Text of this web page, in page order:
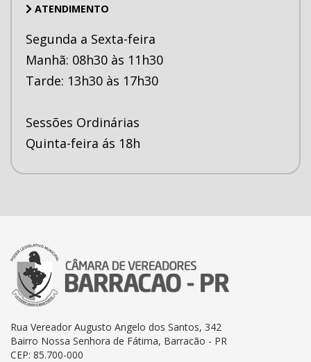
ATENDIMENTO
Segunda a Sexta-feira
Manhã: 08h30 às 11h30
Tarde: 13h30 às 17h30
Sessões Ordinárias
Quinta-feira ás 18h
Rua Vereador Augusto Angelo dos Santos, 342
Bairro Nossa Senhora de Fátima, Barracão - PR
CEP: 85.700-000